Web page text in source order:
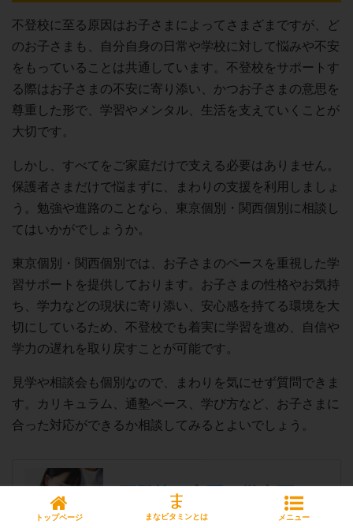
不登校に至る原因はお子さまによってさまざまですが、ど
のお子さまも、自分自身の日常や学校に対して悩みや不安
をもっていることは共通しています。不登校をサポートす
る際はお子さまの不安に寄り添い、かつお子さまの意思を
尊重した形で、学習やメンタル、生活を支えていくことが
大切です。
しかし、すべてをご家庭だけで支える必要はありません。
保護者さまだけで悩まずに、まわりの支援を利用しましょ
う。勉強や進路のことなら、東京個別・関西個別に相談し
てはいかがでしょうか。
東京個別・関西個別では、お子さまのペースを重視した学
習サポートを提供しております。お子さまの性格やお気持
ち、学力などの現状に寄り添い、安心感を持てる環境を大
切にしているため、不登校でも着実に学習を進め、自信や
学力の遅れを取り戻すことが可能です。
見学や相談会も個別なので、まわりを気にせず質問できま
す。カリキュラム、通塾ペース、学び方など、お子さまに
合った対応ができるか相談してみるとよいでしょう。
不登校で心配な学力面も
個別指導で徹底サポート
トップページ まなビタミンとは メニュー